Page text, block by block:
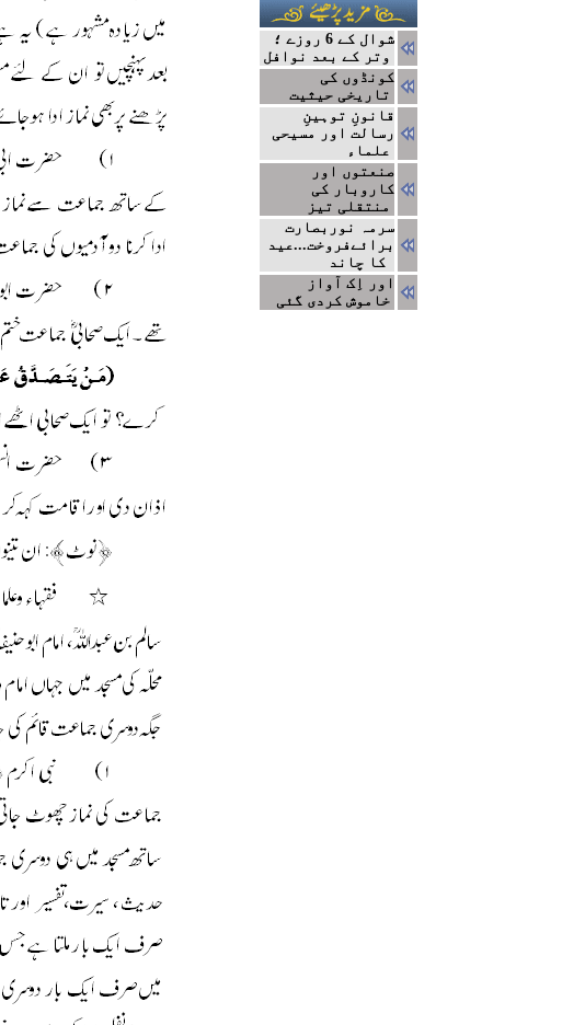
شوال کے 6 روزے ؛
وتر کے بعد نوافل
کونڈوں کی
تاریخی حیثیت
قانونِ توہینِ
رسالت اور مسیحی
علماء
صنعتوں اور
کاروبار کی
منتقلی تیز
سرمہ نوربصارت
برائےفروخت...عید
کا چاند
اور اِک آواز
خاموش کردی گئی